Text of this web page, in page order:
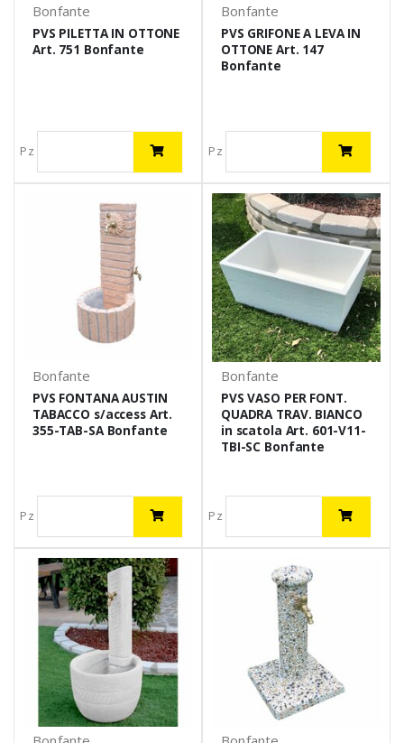
Bonfante
PVS PILETTA IN OTTONE
Art. 751 Bonfante
Pz
Bonfante
PVS GRIFONE A LEVA IN
OTTONE Art. 147
Bonfante
Pz
Bonfante
PVS FONTANA AUSTIN
TABACCO s/access Art.
355-TAB-SA Bonfante
Pz
Bonfante
PVS VASO PER FONT.
QUADRA TRAV. BIANCO
in scatola Art. 601-V11-
TBI-SC Bonfante
Pz